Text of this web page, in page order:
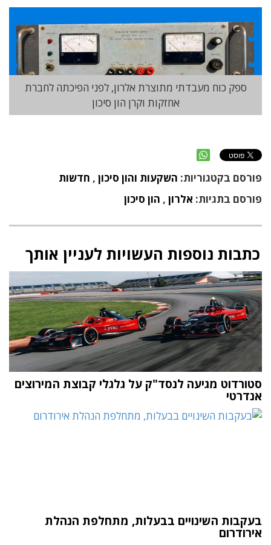
ספק כוח מעבדתי מתוצרת אלרון, לפני הפיכתה לחברת
אחזקות וקרן הון סיכון
פורסם בקטגוריות: השקעות והון סיכון , חדשות
פורסם בתגיות: אלרון , הון סיכון
כתבות נוספות העשויות לעניין אותך
סטורדוט מגיעה לנסד"ק על גלגלי קבוצת המירוצים
אנדרטי
בעקבות השינויים בבעלות, מתחלפת הנהלת
אירודרום